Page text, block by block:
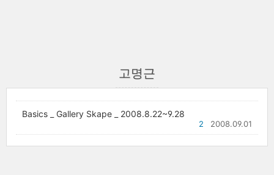
고명근
Basics _ Gallery Skape _ 2008.8.22~9.28
2008.09.01
2